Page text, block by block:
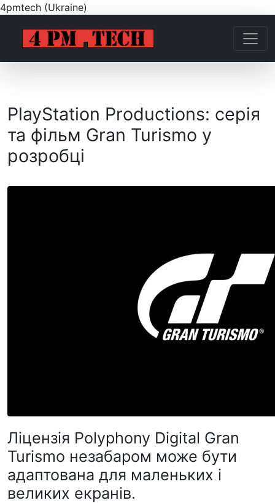
4pmtech (Ukraine)
PlayStation Productions: серія
та фільм Gran Turismo у
розробці
Ліцензія Polyphony Digital Gran
Turismo незабаром може бути
адаптована для маленьких і
великих екранів.